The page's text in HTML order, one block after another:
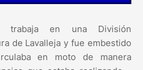
trabaja en una División
de Lavalleja y fue embestido
en moto de manera